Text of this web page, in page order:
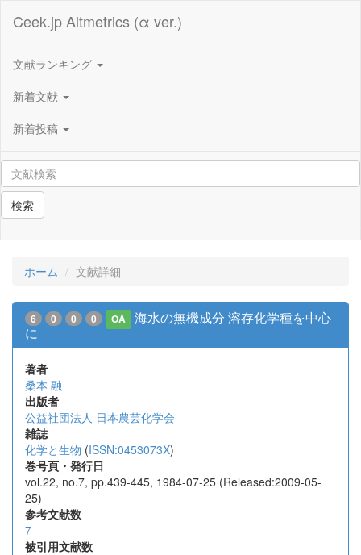
Ceek.jp Altmetrics (α ver.)
文献ランキング
新着文献
新着投稿
検索
ホーム 文献詳細
6 0 0 0 OA
海水の無機成分 溶存化学種を中心
に
著者
桑本 融
出版者
公益社団法人 日本農芸化学会
雑誌
化学と生物 (ISSN:0453073X)
巻号頁・発行日
vol.22, no.7, pp.439-445, 1984-07-25 (Released:2009-05-
25)
参考文献数
7
被引用文献数